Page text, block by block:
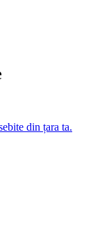
din țara ta.